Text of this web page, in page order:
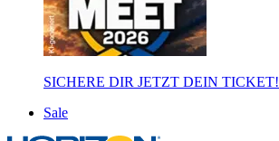
SICHERE DIR JETZT DEIN TICKET!
Sale